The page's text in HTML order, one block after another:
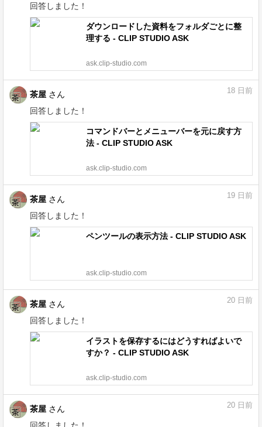
回答しました！
ダウンロードした資料をフォルダごとに整
理する - CLIP STUDIO ASK
ask.clip-studio.com
茶屋 さん
回答しました！
18 日前
コマンドバーとメニューバーを元に戻す方
法 - CLIP STUDIO ASK
ask.clip-studio.com
茶屋 さん
回答しました！
19 日前
ペンツールの表示方法 - CLIP STUDIO ASK
ask.clip-studio.com
茶屋 さん
回答しました！
20 日前
イラストを保存するにはどうすればよいで
すか？ - CLIP STUDIO ASK
ask.clip-studio.com
茶屋 さん
回答しました！
20 日前